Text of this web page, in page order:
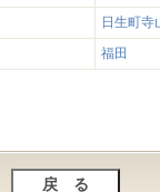
日生町寺
福田